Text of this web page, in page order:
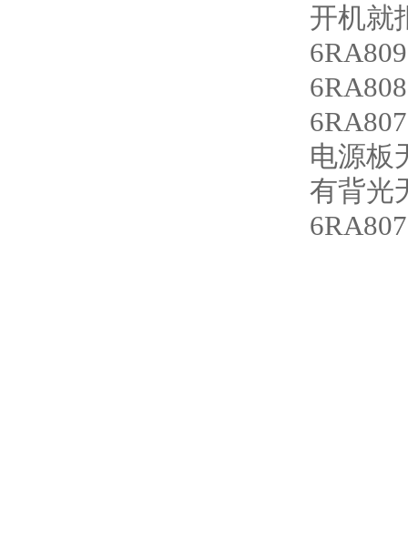
开机就
电源板
有背光